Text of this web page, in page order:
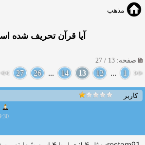
مذهب
آیا قرآن تحریف شده
صفحه: 13 / 27
<<
1
...
12
13
14
...
26
27
>>
کاربر